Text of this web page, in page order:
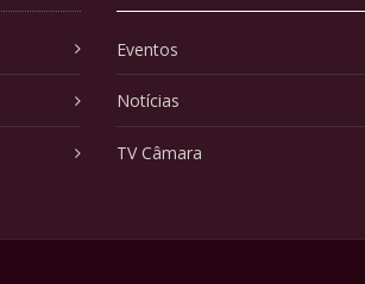
Eventos
Notícias
TV Câmara